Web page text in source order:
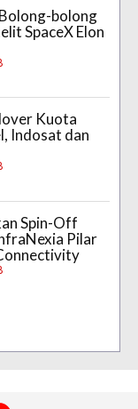
bolong
SpaceX Elon
Kuota
Indosat dan
Spin-Off
Pilar